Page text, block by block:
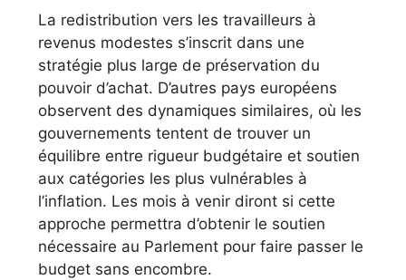
La redistribution vers les travailleurs à
revenus modestes s’inscrit dans une
stratégie plus large de préservation du
pouvoir d’achat. D’autres pays européens
observent des dynamiques similaires, où les
gouvernements tentent de trouver un
équilibre entre rigueur budgétaire et soutien
aux catégories les plus vulnérables à
l’inflation. Les mois à venir diront si cette
approche permettra d’obtenir le soutien
nécessaire au Parlement pour faire passer le
budget sans encombre.